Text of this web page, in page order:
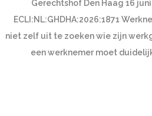
Gerechtshof Den Haag 16
ECLI:NL:GHDHA:2026:1871
niet zelf uit te zoeken wie zijn
een werknemer moet